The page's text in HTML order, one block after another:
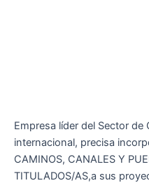
Empresa líder del Sector
internacional, precisa
CAMINOS, CANALES Y
TITULADOS/AS,a sus